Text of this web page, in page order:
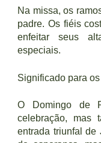
Na missa, os
padre. Os fiéis
enfeitar seus
especiais.
Significado para
O Domingo de
celebração, mas
entrada triunfal de